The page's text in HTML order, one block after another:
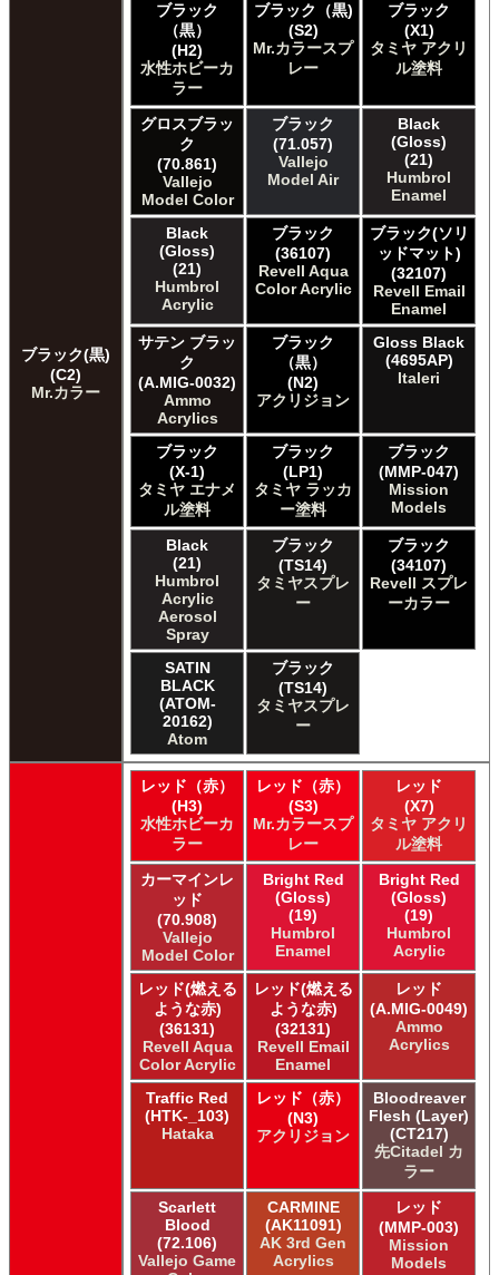
* ボックスをオン/オフにして、同等の色を見つけやすくしま
Uncheck ALL
AK INTERACTIVE AK 3rd Gen Acrylics
AK INTERACTIVE AK Acrylics
AK INTERACTIVE AK Extreme Metal
AK INTERACTIVE AK Real Color
AK INTERACTIVE 新 Real Color
ALCLAD II ALCLAD II
Acrylicos Vallejo Vallejo Diorama FX
Acrylicos Vallejo Vallejo Game Air
Acrylicos Vallejo Vallejo Game Color
Acrylicos Vallejo Vallejo Hobby Paint スプレー
Acrylicos Vallejo Vallejo Liquid Gold
Acrylicos Vallejo Vallejo Mecha Color
Acrylicos Vallejo Vallejo Metal Color
Acrylicos Vallejo Vallejo Model Air
Acrylicos Vallejo Vallejo Model Color
Acrylicos Vallejo Vallejo Panzer Aces
Acrylicos Vallejo Vallejo Pigment FX
Acrylicos Vallejo Vallejo Premium カラー
Acrylicos Vallejo Vallejo Wash FX
Acrylicos Vallejo Vallejo Weathering FX
Acrylicos Vallejo Vallejo Xpress カラー
E7 Paints E7 Paints
E7 Paints Humbrol Acrylic Aerosol Spray
Games Workshop Limited Citadel Air
Games Workshop Limited Citadel Spray
Games Workshop Limited Citadelカラー
Games Workshop Limited 先Citadel カラー
HATAKA HOBBY Hataka
Humbrol - Hornby Hobbies Humbrol Acrylic
Humbrol of Hornby Hobbies Humbrol Enamel
ICM ICM Paints
Lifecolor Lifecolor
Meng Meng Color
Mig Jimenez Ammo Acrylics
Mig Jimenez Atom
Mission Models Mission Models
Mr. Paint MRP Mr Paint Products
Repear Miniatures Master Series
Revell of Germany Revell Aqua Color Acrylic
Revell of Germany Revell Email Enamel
Revell of Germany Revell スプレーカラー
Testors of Rust-Oleum Group Testors Model Master
Testors of Rust-Oleum Group Testors Model Master
The Army Painter Army Painter
The Army Painter Warpaints Fanatic
The Scale Modellers Supply Master Series Paints Bones
The Scale Modellers Supply SMS
Xtracolor Xtracolor
ブラック(黒)
(C2)
Mr.カラー
ブラック
（黒）
(H2)
水性ホビーカ
ラー
ブラック（黒)
(S2)
Mr.カラースプ
レー
ブラック
(X1)
タミヤ アクリ
ル塗料
グロスブラッ
ク
(70.861)
Vallejo
Model Color
ブラック
(71.057)
Vallejo
Model Air
Black
(Gloss)
(21)
Humbrol
Enamel
Black
(Gloss)
(21)
Humbrol
Acrylic
ブラック
(36107)
Revell Aqua
Color Acrylic
ブラック(ソリ
ッドマット)
(32107)
Revell Email
Enamel
サテン ブラッ
ク
(A.MIG-0032)
Ammo
Acrylics
ブラック
（黒）
(N2)
アクリジョン
Gloss Black
(4695AP)
Italeri
ブラック
(X-1)
タミヤ エナメ
ル塗料
ブラック
(LP1)
タミヤ ラッカ
ー塗料
ブラック
(MMP-047)
Mission
Models
Black
(21)
Humbrol
Acrylic
Aerosol
Spray
ブラック
(TS14)
タミヤスプレ
ー
ブラック
(34107)
Revell スプレ
ーカラー
SATIN
BLACK
(ATOM-
20162)
Atom
ブラック
(TS14)
タミヤスプレ
ー
レッド（赤）
(H3)
水性ホビーカ
ラー
レッド（赤）
(S3)
Mr.カラースプ
レー
レッド
(X7)
タミヤ アクリ
ル塗料
カーマインレ
ッド
(70.908)
Vallejo
Model Color
Bright Red
(Gloss)
(19)
Humbrol
Enamel
Bright Red
(Gloss)
(19)
Humbrol
Acrylic
レッド(燃える
ような赤)
(36131)
Revell Aqua
Color Acrylic
レッド(燃える
ような赤)
(32131)
Revell Email
Enamel
レッド
(A.MIG-0049)
Ammo
Acrylics
Traffic Red
(HTK-_103)
Hataka
レッド（赤）
(N3)
アクリジョン
Bloodreaver
Flesh (Layer)
(CT217)
先Citadel カ
ラー
Scarlett
Blood
(72.106)
Vallejo Game
CARMINE
(AK11091)
AK 3rd Gen
Acrylics
レッド
(MMP-003)
Mission
Models